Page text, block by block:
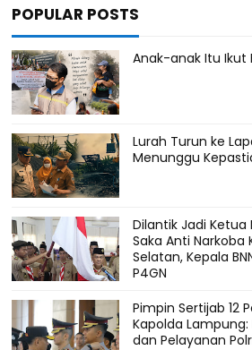
POPULAR POSTS
Anak-anak Itu Ikut
Lurah Turun ke
Menunggu
Dilantik Jadi
Saka Anti
Selatan, Kepala
P4GN
Pimpin Sertijab 12
Kapolda
dan Pelayanan